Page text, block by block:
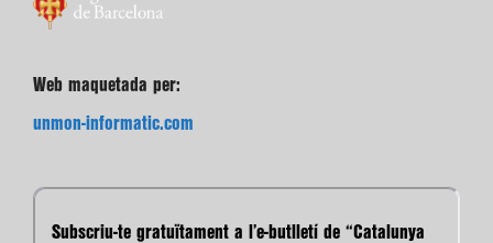
Web maquetada per:
unmon-informatic.com
Subscriu-te gratuïtament a l’e-butlletí de “Catalunya